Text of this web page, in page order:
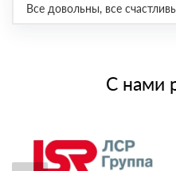
Все довольны, все
С нами